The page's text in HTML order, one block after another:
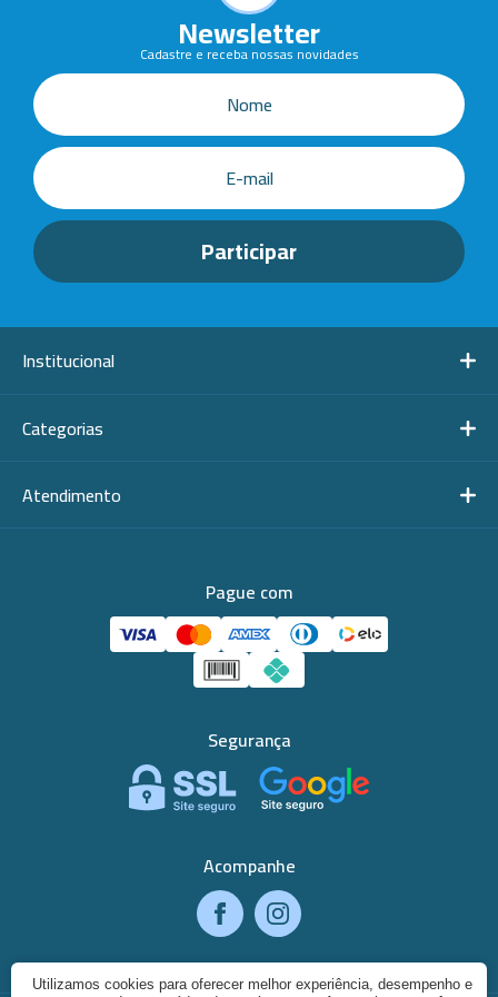
Newsletter
Cadastre e receba nossas novidades
Institucional
Categorias
Atendimento
Pague com
Segurança
Acompanhe
Utilizamos cookies para oferecer melhor experiência, desempenho e